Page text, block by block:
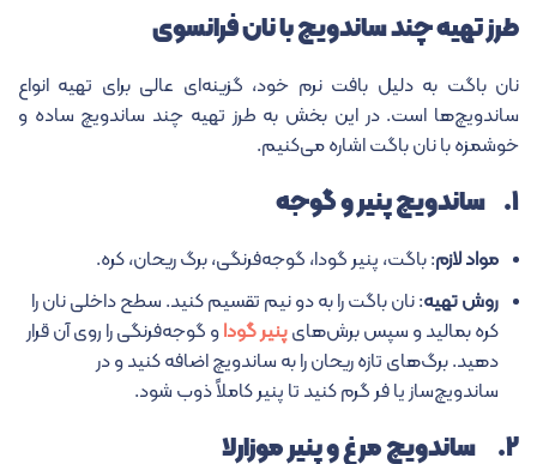
طرز تهیه چند ساندویچ با نان فرانسوی
نان باگت به دلیل بافت نرم خود، گزینه‌ای عالی برای تهیه انواع
ساندویچ‌ها است. در این بخش به طرز تهیه چند ساندویچ ساده و
خوشمزه با نان باگت اشاره می‌کنیم.
۱. ساندویچ پنیر و گوجه
مواد لازم: باگت، پنیر گودا، گوجه‌فرنگی، برگ ریحان، کره.
روش تهیه: نان باگت را به دو نیم تقسیم کنید. سطح داخلی نان را
کره بمالید و سپس برش‌هایپنیر گوداو گوجه‌فرنگی را روی آن قرار
دهید. برگ‌های تازه ریحان را به ساندویچ اضافه کنید و در
ساندویچ‌ساز یا فر گرم کنید تا پنیر کاملاً ذوب شود.
۲. ساندویچ مرغ و پنیر موزارلا